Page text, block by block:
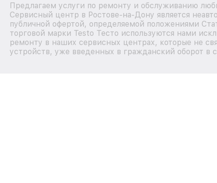
Предлагаем услуги по ремонту и обслуживанию
Сервисный центр в Ростове-на-Дону является
публичной офертой, определяемой положениями
торговой марки Testo Тесто используются нами
ремонту в наших сервисных центрах, которые не
устройств, уже введенных в гражданский оборот в